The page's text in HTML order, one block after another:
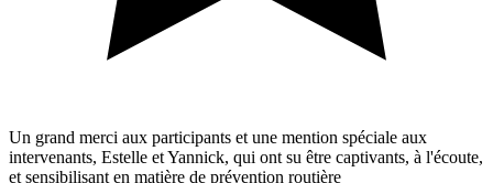
Un grand merci aux participants et une mention spéciale aux
intervenants, Estelle et Yannick, qui ont su être captivants, à l'écoute,
et sensibilisant en matière de prévention routière